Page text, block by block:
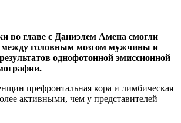
во главе с Даниэлем Амена смогли
головным мозгом мужчины и
однофотонной эмиссионной
префронтальная кора и лимбическая
активными, чем у представителей